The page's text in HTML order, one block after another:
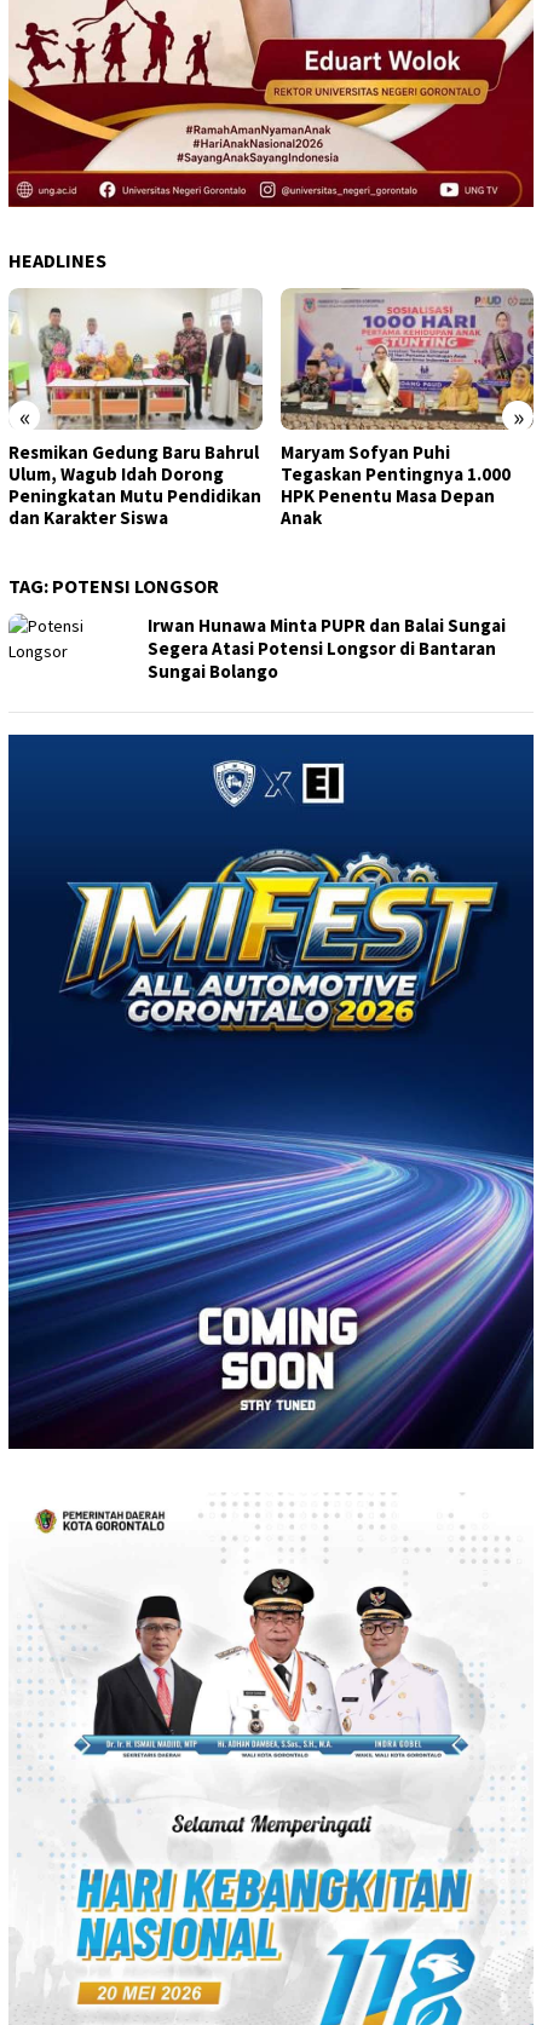
HEADLINES
« »
Resmikan Gedung Baru Bahrul
Ulum, Wagub Idah Dorong
Peningkatan Mutu Pendidikan
dan Karakter Siswa
Maryam Sofyan Puhi
Tegaskan Pentingnya 1.000
HPK Penentu Masa Depan
Anak
TAG: POTENSI LONGSOR
Irwan Hunawa Minta PUPR dan Balai Sungai
Segera Atasi Potensi Longsor di Bantaran
Sungai Bolango